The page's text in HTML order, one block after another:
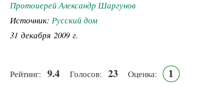
Протоиерей Александр Шаргунов
Источник: Русский дом
31 декабря 2009 г.
Рейтинг: 9.4 Голосов: 23 Оценка: 1